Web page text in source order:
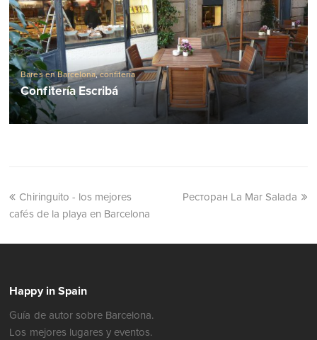
Bares en Barcelona,confitería
Confitería Escribá
Chiringuito - los mejores
cafés de la playa en Barcelona
Ресторан La Mar Salada
Happy in Spain
Guía de autor sobre Barcelona.
Los mejores lugares y eventos.